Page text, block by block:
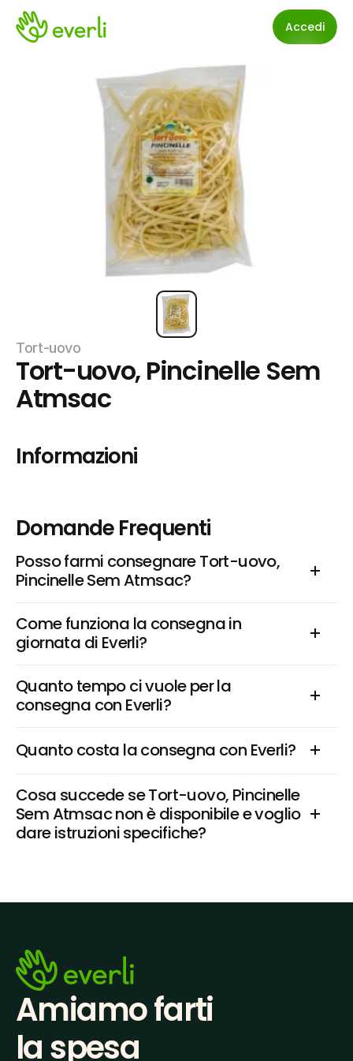
Accedi
Tort-uovo
Tort-uovo, Pincinelle Sem
Atmsac
Informazioni
Domande Frequenti
Posso farmi consegnare Tort-uovo,
Pincinelle Sem Atmsac?
Come funziona la consegna in
giornata di Everli?
Quanto tempo ci vuole per la
consegna con Everli?
Quanto costa la consegna con Everli?
Cosa succede se Tort-uovo, Pincinelle
Sem Atmsac non è disponibile e voglio
dare istruzioni specifiche?
Amiamo farti
la spesa